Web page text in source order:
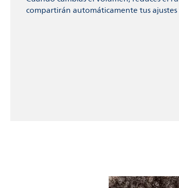
compartirán automáticamente tus